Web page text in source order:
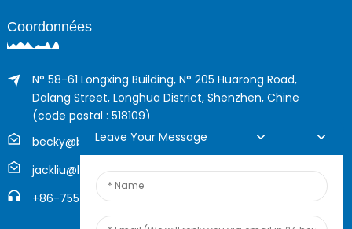
Coordonnées
N° 58-61 Longxing Building, N° 205 Huarong Road,
Dalang Street, Longhua District, Shenzhen, Chine
(code postal : 518109)
becky@boyingcable.com
jackliu@boyingcable.com
+86-755-21014277
Leave Your Message